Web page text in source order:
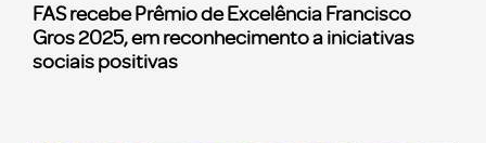
FAS recebe Prêmio de Excelência Francisco
Gros 2025, em reconhecimento a iniciativas
sociais positivas